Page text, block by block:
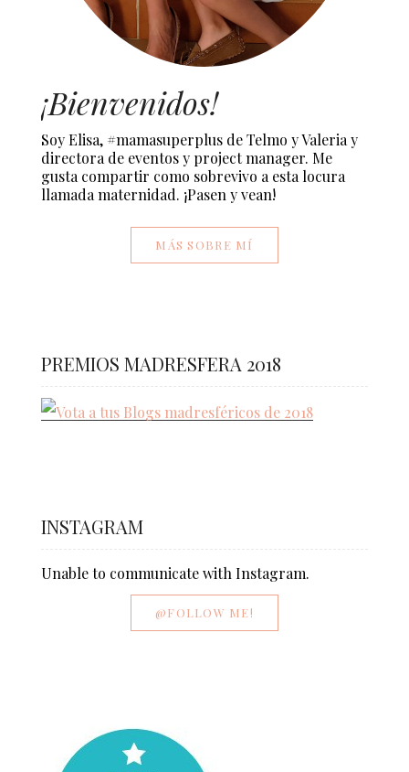
¡Bienvenidos!
Soy Elisa, #mamasuperplus de Telmo y Valeria y
directora de eventos y project manager. Me
gusta compartir como sobrevivo a esta locura
llamada maternidad. ¡Pasen y vean!
MÁS SOBRE MÍ
PREMIOS MADRESFERA 2018
INSTAGRAM
Unable to communicate with Instagram.
@FOLLOW ME!